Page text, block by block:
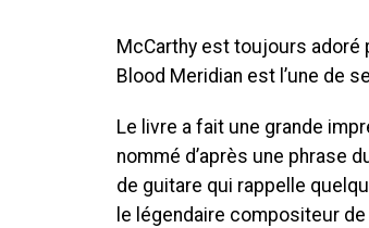
McCarthy est toujours adoré
Blood Meridian est l’une de
Le livre a fait une grande
nommé d’après une phrase
de guitare qui rappelle
le légendaire compositeur